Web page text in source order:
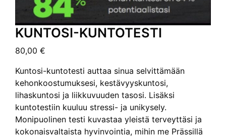
KUNTOSI-KUNTOTESTI
80,00 €
Kuntosi-kuntotesti auttaa sinua selvittämään
kehonkoostumuksesi, kestävyyskuntosi,
lihaskuntosi ja liikkuvuuden tasosi. Lisäksi
kuntotestiin kuuluu stressi- ja unikysely.
Monipuolinen testi kuvastaa yleistä terveyttäsi ja
kokonaisvaltaista hyvinvointia, mihin me Prässillä